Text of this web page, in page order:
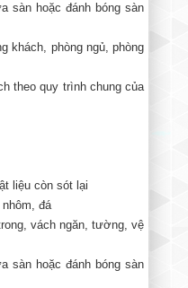
sàn hoặc đánh bóng sàn
khách, phòng ngủ, phòng
theo quy trình chung của
liệu còn sót lại
đá
vách ngăn, tường, vệ
sàn hoặc đánh bóng sàn